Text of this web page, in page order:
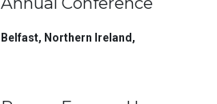
Belfast, Northern Ireland ,